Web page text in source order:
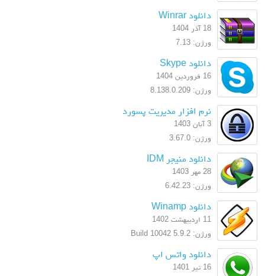
دانلود Winrar
18 آذر 1404
ورژن: 7.13
دانلود Skype
16 فروردین 1404
ورژن: 8.138.0.209
نرم افزار مدیریت پسورد
3 آبان 1403
ورژن: 3.67.0
دانلود منیجر IDM
28 مهر 1403
ورژن: 6.42.23
دانلود Winamp
11 اردیبهشت 1402
ورژن: 5.9.2 Build 10042
دانلود واتس اپ
16 تیر 1401